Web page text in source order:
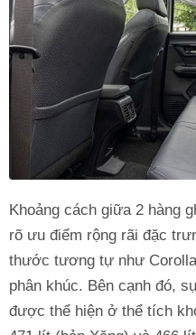
Khoảng cách giữa 2 hàng
rõ ưu điểm rộng rãi đặc
thước tương tự như
phân khúc. Bên cạnh đó,
được thể hiện ở thể tích